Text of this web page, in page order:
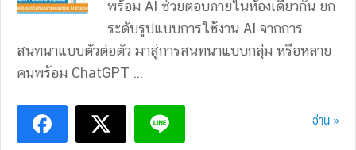
พร้อม AI ช่วยตอบภายในห้องเดียวกัน ยก
ระดับรูปแบบการใช้งาน AI จากการ
สนทนาแบบตัวต่อตัว มาสู่การสนทนาแบบกลุ่ม หรือหลาย
คนพร้อม ChatGPT ...
อ่าน »